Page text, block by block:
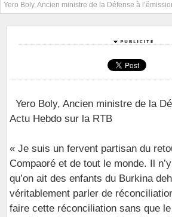
Yero Boly, Ancien ministre de la Défense à
Yero Boly, Ancien ministre de la
Actu Hebdo sur la RTB
« Je suis un fervent partisan du
Compaoré et de tout le monde. Il
qu’on ait des enfants du Burkina
véritablement parler de
faire cette réconciliation sans que